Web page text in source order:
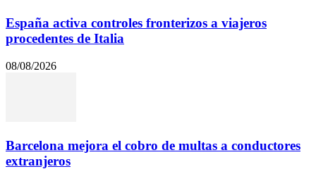
España activa controles fronterizos a viajeros
procedentes de Italia
08/08/2026
Barcelona mejora el cobro de multas a conductores
extranjeros